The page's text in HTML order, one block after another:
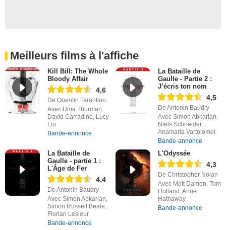
Meilleurs films à l'affiche
Kill Bill: The Whole
Bloody Affair
4,6
De Quentin Tarantino
Avec Uma Thurman,
David Carradine, Lucy
Liu
Bande-annonce
La Bataille de
Gaulle - Partie 2 :
J’écris ton nom
4,5
De Antonin Baudry
Avec Simon Abkarian,
Niels Schneider,
Anamaria Vartolomei
Bande-annonce
La Bataille de
Gaulle - partie 1 :
L'Âge de Fer
4,4
De Antonin Baudry
Avec Simon Abkarian,
Simon Russell Beale,
Florian Lesieur
Bande-annonce
L'Odyssée
4,3
De Christopher Nolan
Avec Matt Damon, Tom
Holland, Anne
Hathaway
Bande-annonce